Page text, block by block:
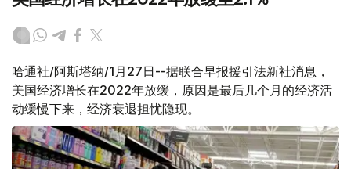
哈通社/阿斯塔纳/1月27日--据联合早报援引法新社消息，
美国经济增长在2022年放缓，原因是最后几个月的经济活
动缓慢下来，经济衰退担忧隐现。